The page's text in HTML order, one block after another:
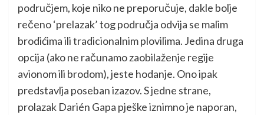
područjem, koje niko ne preporučuje, dakle bolje
rečeno ‘prelazak’ tog područja odvija se malim
brodićima ili tradicionalnim plovilima. Jedina druga
opcija (ako ne računamo zaobilaženje regije
avionom ili brodom), jeste hodanje. Ono ipak
predstavlja poseban izazov. S jedne strane,
prolazak Darién Gapa pješke iznimno je naporan,